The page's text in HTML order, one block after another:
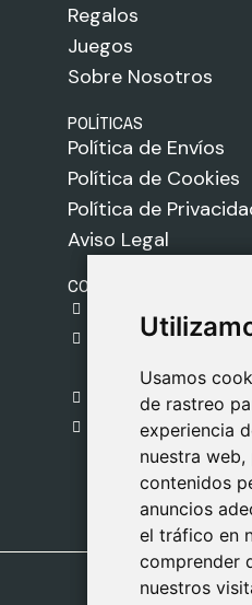
Usamos
de rastreo
experiencia
nuestra
contenidos
anuncios
el tráfico en
comprender
nuestros
Usamos
de rastreo
experiencia
nuestra
contenidos
anuncios
el tráfico en
comprender
nuestros
Regalos
Juegos
Sobre Nosotros
POLÍTICAS
Política de Envíos
Política de Cookies
Política de
Aviso Legal
CONTACTO
C. del Pradillo, 6,
Madrid
918 459 877
Lunes a Viernes
09:00 - 13:00